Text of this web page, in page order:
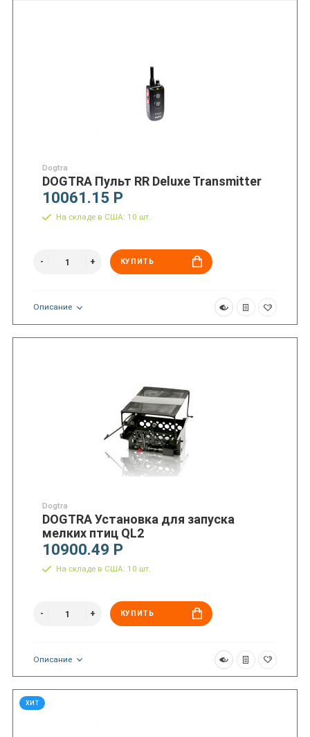
Dogtra
DOGTRA Пульт RR Deluxe Transmitter
10061.15 Р
На складе в США: 10 шт.
КУПИТЬ
Описание
Dogtra
DOGTRA Установка для запуска
мелких птиц QL2
10900.49 Р
На складе в США: 10 шт.
КУПИТЬ
Описание
ХИТ